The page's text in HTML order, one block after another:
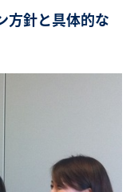
方針と具体的な